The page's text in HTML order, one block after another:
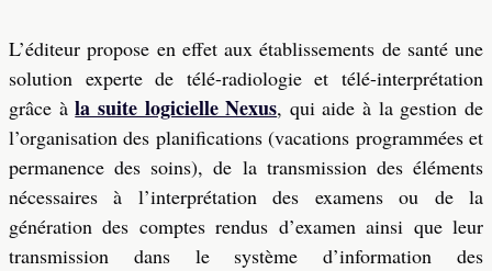
L’éditeur propose en effet aux établissements de santé une
solution experte de télé-radiologie et télé-interprétation
grâce àla suite logicielle Nexus, qui aide à la gestion de
l’organisation des planifications (vacations programmées et
permanence des soins), de la transmission des éléments
nécessaires à l’interprétation des examens ou de la
génération des comptes rendus d’examen ainsi que leur
transmission dans le système d’information des